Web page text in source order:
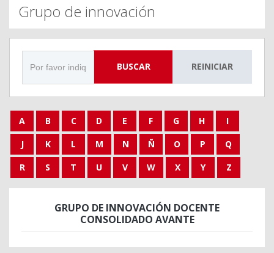
Grupo de innovación
BUSCAR REINICIAR
A B C D E F G H
I
J
K L M N Ñ O P
Q
R
S T U V W X Y Z
GRUPO DE INNOVACIÓN DOCENTE
CONSOLIDADO AVANTE